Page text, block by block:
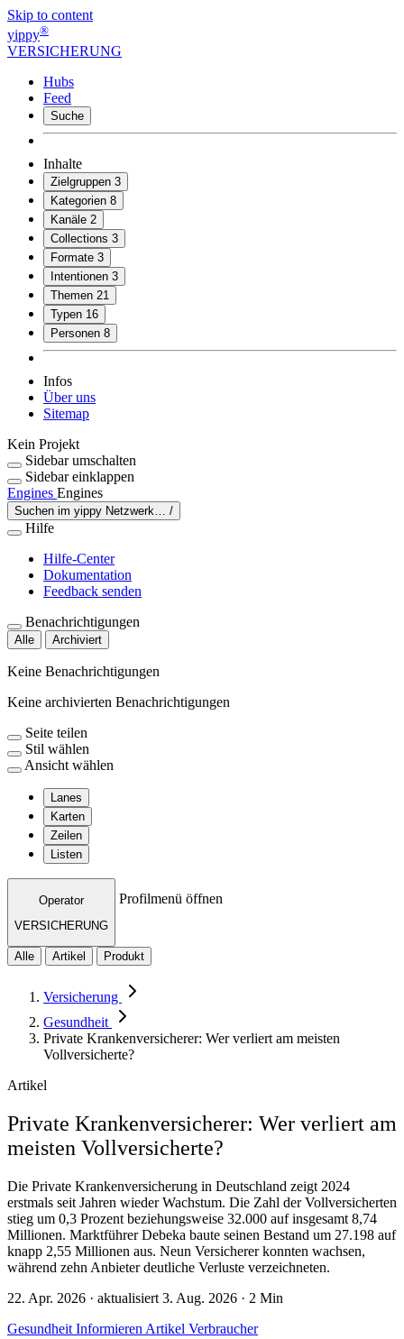
Skip to content
yippy®
VERSICHERUNG
Hubs
Feed
Suche
Inhalte
Zielgruppen 3
Kategorien 8
Kanäle 2
Collections 3
Formate 3
Intentionen 3
Themen 21
Typen 16
Personen 8
Infos
Über uns
Sitemap
Kein Projekt
Sidebar umschalten
Sidebar einklappen
Engines Engines
Suchen im yippy Netzwerk… /
Hilfe
Hilfe-Center
Dokumentation
Feedback senden
Benachrichtigungen
Alle Archiviert
Keine Benachrichtigungen
Keine archivierten Benachrichtigungen
Seite teilen
Stil wählen
Ansicht wählen
Lanes
Karten
Zeilen
Listen
Operator
VERSICHERUNG
Profilmenü öffnen
Alle Artikel Produkt
Versicherung
Gesundheit
Private Krankenversicherer: Wer verliert am meisten
Vollversicherte?
Artikel
Private Krankenversicherer: Wer verliert am
meisten Vollversicherte?
Die Private Krankenversicherung in Deutschland zeigt 2024
erstmals seit Jahren wieder Wachstum. Die Zahl der Vollversicherten
stieg um 0,3 Prozent beziehungsweise 32.000 auf insgesamt 8,74
Millionen. Marktführer Debeka baute seinen Bestand um 27.198 auf
knapp 2,55 Millionen aus. Neun Versicherer konnten wachsen,
während zehn Anbieter deutliche Verluste verzeichneten.
22. Apr. 2026 · aktualisiert 3. Aug. 2026 · 2 Min
Gesundheit Informieren Artikel Verbraucher